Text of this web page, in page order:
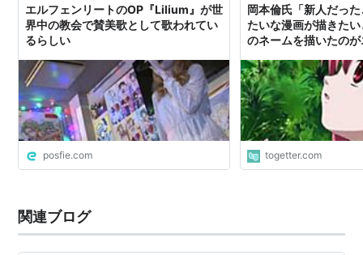
シリーズ構成 / 脚本：吉岡たかを
キャラクターデザイン / 総作画監督：きしもとせい
メカデザイン：大河広行
美術設定：青木智由紀
美術監督：伊藤聖
撮影監督：白井久男
音響監督：清水勝則
音響制作：ザックプロモーション
エルフェンリートのOP『Lilium』が世
界中の教会で賛美歌として歌われてい
るらしい
posfie.com
岡本倫氏「新人だっ
たいな漫画が描きた
のネームを描いたの
togetter.com
関連ブログ